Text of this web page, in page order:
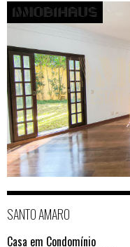
SANTO AMARO
Casa em Condomínio